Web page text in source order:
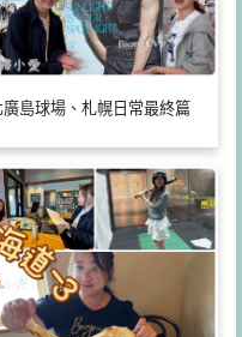
島球場、札幌日常最終篇